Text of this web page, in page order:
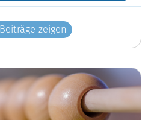
Beiträge zeigen